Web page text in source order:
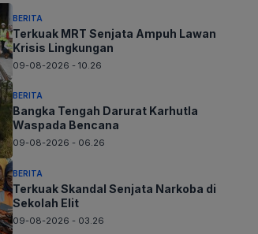
BERITA
Terkuak MRT Senjata Ampuh Lawan
Krisis Lingkungan
09-08-2026 - 10.26
BERITA
Bangka Tengah Darurat Karhutla
Waspada Bencana
09-08-2026 - 06.26
BERITA
Terkuak Skandal Senjata Narkoba di
Sekolah Elit
09-08-2026 - 03.26